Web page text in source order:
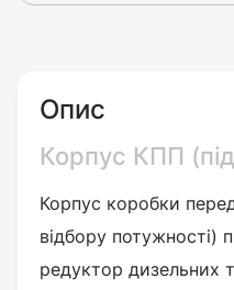
Опис
Корпус КПП
Корпус коробки
відбору потужності)
редуктор дизельних